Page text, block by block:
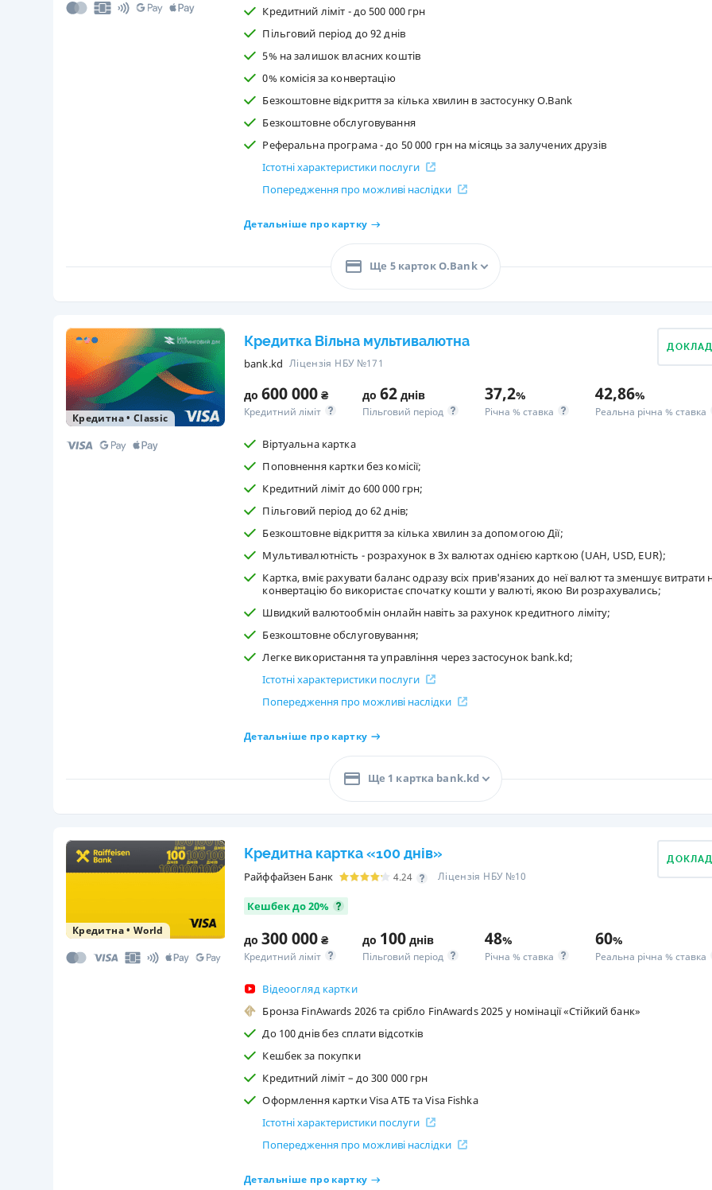
Кредитний ліміт - до 500 000 грн
Пільговий період до 92 днів
5% на залишок власних коштів
0% комісія за конвертацію
Безкоштовне відкриття за кілька хвилин в застосунку O.Bank
Безкоштовне обслуговування
Реферальна програма - до 50 000 грн на місяць за залучених друзів
Істотні характеристики послуги
Попередження про можливі наслідки
Детальніше про картку
Ще 5 карток O.Bank
Кредитка Вільна мультивалютна
bank.kd Ліцензія НБУ №171
Кредитна• Classic
до 600 000 ₴
Кредитний ліміт
до 62 днів
Пільговий період
37,2%
Річна % ставка
42,86%
Реальна річна % ставка
Віртуальна картка
Поповнення картки без комісії;
Кредитний ліміт до 600 000 грн;
Пільговий період до 62 днів;
Безкоштовне відкриття за кілька хвилин за допомогою Дії;
Мультивалютність - розрахунок в 3х валютах однією карткою (UAH, USD, EUR);
Картка, вміє рахувати баланс одразу всіх прив'язаних до неї валют та зменшує витрати
конвертацію бо використає спочатку кошти у валюті, якою Ви розрахувались;
Швидкий валютообмін онлайн навіть за рахунок кредитного ліміту;
Безкоштовне обслуговування;
Легке використання та управління через застосунок bank.kd;
Істотні характеристики послуги
Попередження про можливі наслідки
Детальніше про картку
Ще 1 картка bank.kd
Кредитна картка «100 днів»
Райффайзен Банк 4.24 Ліцензія НБУ №10
Кредитна• World
Кешбек до 20%
до 300 000 ₴
Кредитний ліміт
до 100 днів
Пільговий період
48%
Річна % ставка
60%
Реальна річна % ставка
Відеоогляд картки
Бронза FinAwards 2026 та срібло FinAwards 2025 у номінації «Стійкий банк»
До 100 днів без сплати відсотків
Кешбек за покупки
Кредитний ліміт – до 300 000 грн
Оформлення картки Visa АТБ та Visa Fishka
Істотні характеристики послуги
Попередження про можливі наслідки
Детальніше про картку